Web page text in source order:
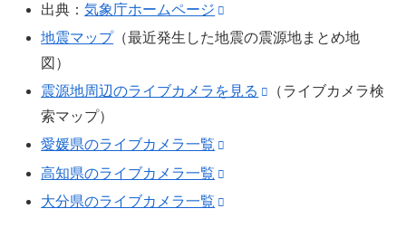
出典：気象庁ホームページ
地震マップ（最近発生した地震の震源地まとめ地
図）
震源地周辺のライブカメラを見る
（ライブカメラ検
索マップ）
愛媛県のライブカメラ一覧
高知県のライブカメラ一覧
大分県のライブカメラ一覧